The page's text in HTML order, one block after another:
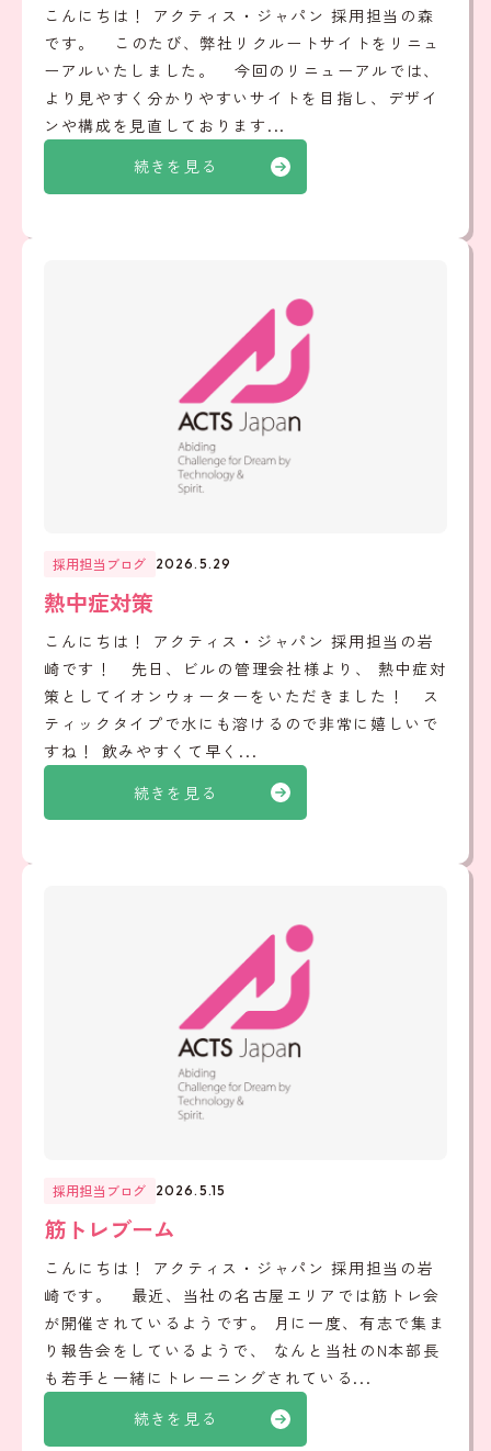
続きを見る
こんにちは！ アクティス・ジャパン 採用担当の森
です。 このたび、弊社リクルートサイトをリニュ
ーアルいたしました。 今回のリニューアルでは、
より見やすく分かりやすいサイトを目指し、デザイ
ンや構成を見直しております...
続きを見る
採用担当ブログ 2026.5.29
熱中症対策
こんにちは！ アクティス・ジャパン 採用担当の岩
崎です！ 先日、ビルの管理会社様より、 熱中症対
策としてイオンウォーターをいただきました！ ス
ティックタイプで水にも溶けるので非常に嬉しいで
すね！ 飲みやすくて早く...
続きを見る
採用担当ブログ 2026.5.15
筋トレブーム
こんにちは！ アクティス・ジャパン 採用担当の岩
崎です。 最近、当社の名古屋エリアでは筋トレ会
が開催されているようです。 月に一度、有志で集ま
り報告会をしているようで、 なんと当社のN本部長
も若手と一緒にトレーニングされている...